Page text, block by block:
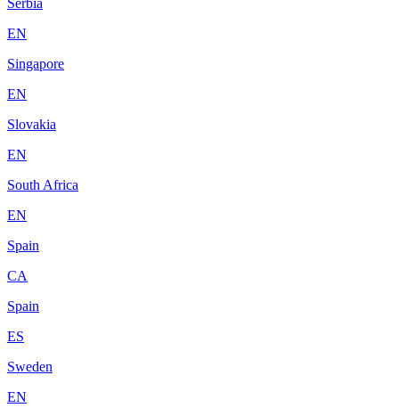
EN
Singapore
EN
Slovakia
EN
South Africa
EN
Spain
CA
Spain
ES
Sweden
EN